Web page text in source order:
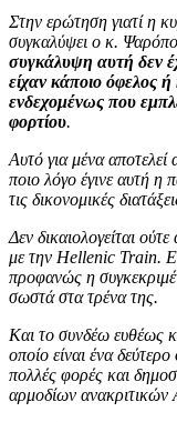
Στην ερώτηση γιατί η
συγκαλύψει ο κ.
συγκάλυψη αυτή δεν
είχαν κάποιο όφελος
ενδεχομένως που
φορτίου.
Αυτό για μένα
ποιο λόγο έγινε αυτή η
τις δικονομικές
Δεν δικαιολογείται
με την Hellenic Train.
προφανώς η
σωστά στα τρένα της.
Και το συνδέω ευθέως
οποίο είναι ένα
πολλές φορές και
αρμοδίων ανακριτικών